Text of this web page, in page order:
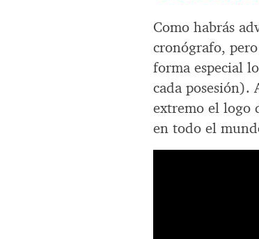
Como habrás
cronógrafo,
forma especial
cada posesión).
extremo el logo
en todo el